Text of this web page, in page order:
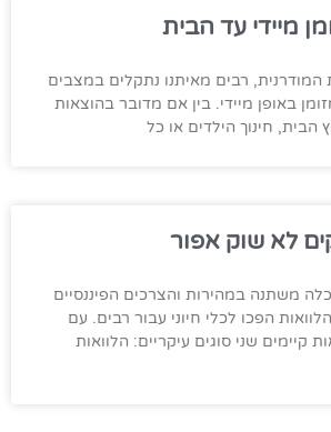
מיידי עד הבית
המודרנית, רבים מאיתנו נתקלים במצבים
באופן מיידי. בין אם מדובר בהוצאות
הבית, חינוך הילדים או כל
לא שוק אפור
משתנה במהירות והצרכים הפיננסיים
הפכו לכלי חיוני עבור רבים. עם
קיימים שני סוגים עיקריים: הלוואות